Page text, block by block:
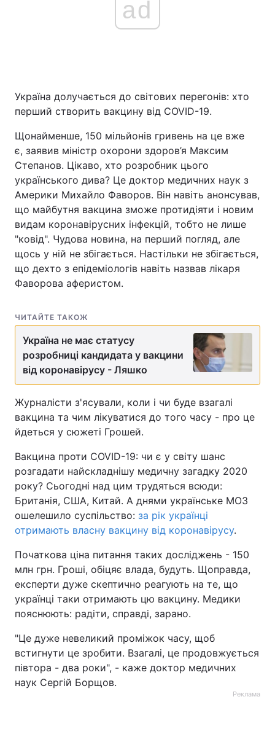
ad
Україна долучається до світових перегонів: хто
перший створить вакцину від COVID-19.
Щонайменше, 150 мільйонів гривень на це вже
є, заявив міністр охорони здоров’я Максим
Степанов. Цікаво, хто розробник цього
українського дива? Це доктор медичних наук з
Америки Михайло Фаворов. Він навіть анонсував,
що майбутня вакцина зможе протидіяти і новим
видам коронавірусних інфекцій, тобто не лише
"ковід". Чудова новина, на перший погляд, але
щось у ній не збігається. Настільки не збігається,
що дехто з епідеміологів навіть назвав лікаря
Фаворова аферистом.
ЧИТАЙТЕ ТАКОЖ
Україна не має статусу
розробниці кандидата у вакцини
від коронавірусу - Ляшко
Журналісти з'ясували, коли і чи буде взагалі
вакцина та чим лікуватися до того часу - про це
йдеться у сюжеті Грошей.
Вакцина проти COVID-19: чи є у світу шанс
розгадати найскладнішу медичну загадку 2020
року? Сьогодні над цим трудяться всюди:
Британія, США, Китай. А днями українське МОЗ
ошелешило суспільство: за рік українці
отримають власну вакцину від коронавірусу.
Початкова ціна питання таких досліджень - 150
млн грн. Гроші, обіцяє влада, будуть. Щоправда,
експерти дуже скептично реагують на те, що
українці таки отримають цю вакцину. Медики
пояснюють: радіти, справді, зарано.
"Це дуже невеликий проміжок часу, щоб
встигнути це зробити. Взагалі, це продовжується
півтора - два роки", - каже доктор медичних
наук Сергій Борщов.
Реклама